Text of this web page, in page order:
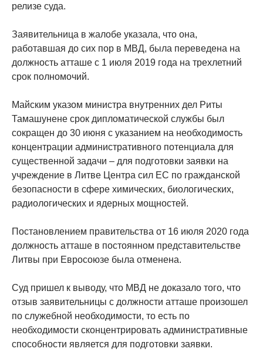
релизе суда.
Заявительница в жалобе указала, что она,
работавшая до сих пор в МВД, была переведена на
должность атташе с 1 июля 2019 года на трехлетний
срок полномочий.
Майским указом министра внутренних дел Риты
Тамашунене срок дипломатической службы был
сокращен до 30 июня с указанием на необходимость
концентрации административного потенциала для
существенной задачи – для подготовки заявки на
учреждение в Литве Центра сил ЕС по гражданской
безопасности в сфере химических, биологических,
радиологических и ядерных мощностей.
Постановлением правительства от 16 июля 2020 года
должность атташе в постоянном представительстве
Литвы при Евросоюзе была отменена.
Суд пришел к выводу, что МВД не доказало того, что
отзыв заявительницы с должности атташе произошел
по служебной необходимости, то есть по
необходимости сконцентрировать административные
способности является для подготовки заявки.